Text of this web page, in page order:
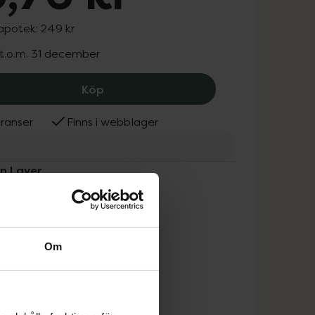
Om
249 kr
31 december
Köp Love'n Layer Funky Sparkle Blue,
Finns i webblager
Layer